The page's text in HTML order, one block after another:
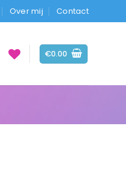
Over mij Contact
€0.00